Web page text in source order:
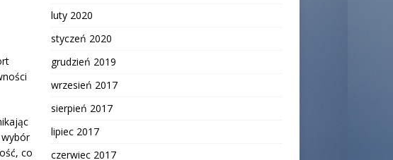
co
luty 2020
styczeń 2020
grudzień 2019
wrzesień 2017
sierpień 2017
lipiec 2017
czerwiec 2017